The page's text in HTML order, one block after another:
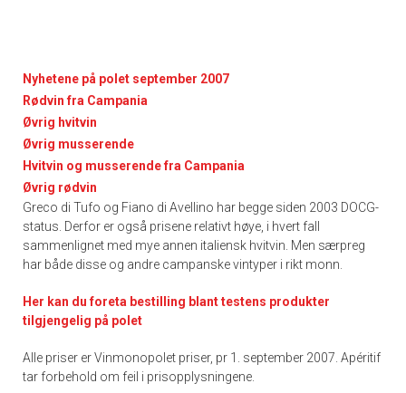
Nyhetene på polet september 2007
Rødvin fra Campania
Øvrig hvitvin
Øvrig musserende
Hvitvin og musserende fra Campania
Øvrig rødvin
Greco di Tufo og Fiano di Avellino har begge siden 2003 DOCG-
status. Derfor er også prisene relativt høye, i hvert fall
sammenlignet med mye annen italiensk hvitvin. Men særpreg
har både disse og andre campanske vintyper i rikt monn.
Her kan du foreta bestilling blant testens produkter
tilgjengelig på polet
Alle priser er Vinmonopolet priser, pr 1. september 2007. Apéritif
tar forbehold om feil i prisopplysningene.